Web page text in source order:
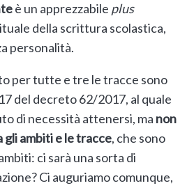
è un apprezzabile plus
della scrittura scolastica,
personalità.
per tutte e tre le tracce sono
del decreto 62/2017, al quale
di necessità attenersi, ma non
ambiti e le tracce, che sono
ci sarà una sorta di
Ci auguriamo comunque,